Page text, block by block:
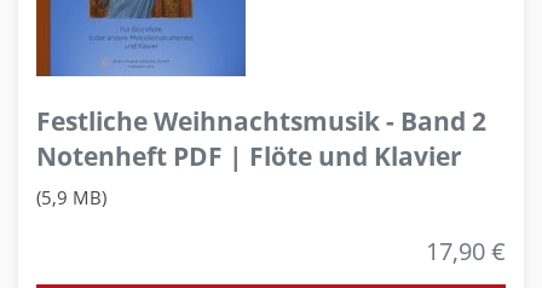
Festliche Weihnachtsmusik - Band 2
Notenheft PDF | Flöte und Klavier
(5,9 MB)
17,90 €